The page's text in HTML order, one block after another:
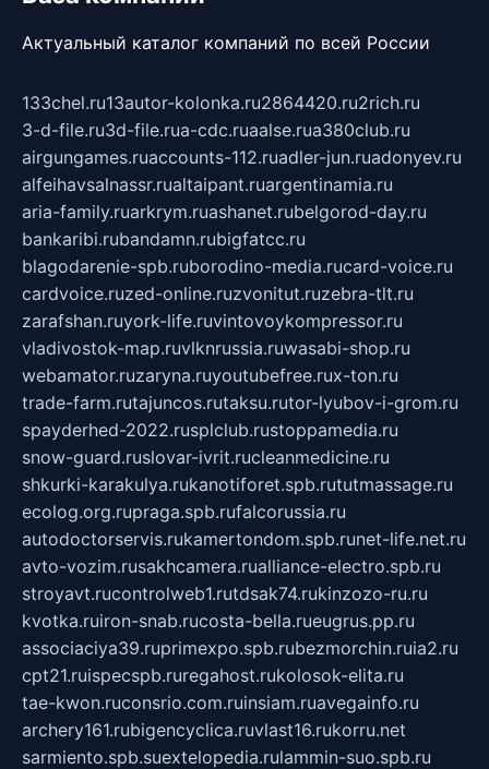
Актуальный каталог компаний по всей России
133chel.ru13autor-kolonka.ru2864420.ru2rich.ru
3-d-file.ru3d-file.rua-cdc.ruaalse.rua380club.ru
airgungames.ruaccounts-112.ruadler-jun.ruadonyev.ru
alfeihavsalnassr.rualtaipant.ruargentinamia.ru
aria-family.ruarkrym.ruashanet.rubelgorod-day.ru
bankaribi.rubandamn.rubigfatcc.ru
blagodarenie-spb.ruborodino-media.rucard-voice.ru
cardvoice.ruzed-online.ruzvonitut.ruzebra-tlt.ru
zarafshan.ruyork-life.ruvintovoykompressor.ru
vladivostok-map.ruvlknrussia.ruwasabi-shop.ru
webamator.ruzaryna.ruyoutubefree.rux-ton.ru
trade-farm.rutajuncos.rutaksu.rutor-lyubov-i-grom.ru
spayderhed-2022.rusplclub.rustoppamedia.ru
snow-guard.ruslovar-ivrit.rucleanmedicine.ru
shkurki-karakulya.rukanotiforet.spb.rututmassage.ru
ecolog.org.rupraga.spb.rufalcorussia.ru
autodoctorservis.rukamertondom.spb.runet-life.net.ru
avto-vozim.rusakhcamera.rualliance-electro.spb.ru
stroyavt.rucontrolweb1.rutdsak74.rukinzozo-ru.ru
kvotka.ruiron-snab.rucosta-bella.rueugrus.pp.ru
associaciya39.ruprimexpo.spb.rubezmorchin.ruia2.ru
cpt21.ruispecspb.ruregahost.rukolosok-elita.ru
tae-kwon.ruconsrio.com.ruinsiam.ruavegainfo.ru
archery161.rubigencyclica.ruvlast16.rukorru.net
sarmiento.spb.suextelopedia.rulammin-suo.spb.ru